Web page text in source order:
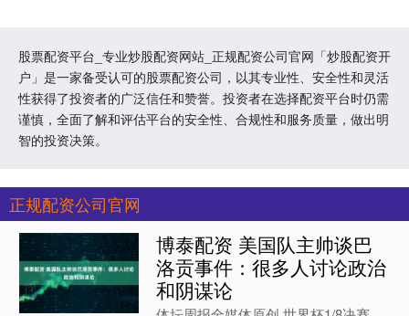
股票配资平台_专业炒股配资网站_正规配资公司官网「炒股配资开
户」是一家备受认可的股票配资公司，以其专业性、安全性和灵活
性获得了投资者的广泛信任和赞誉。投资者在选择配资平台时仍需
谨慎，全面了解和评估平台的安全性、合规性和服务质量，做出明
智的投资决策。
正规配资公司官网
博泰配资 美国队主帅谈巴
洛贡事件：很多人讨论政治
和阴谋论